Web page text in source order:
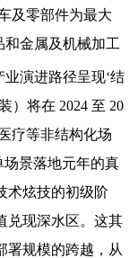
及零部件为最大
和金属及机械加工
业演进路径呈现‘结
）将在 2024 至 20
疗等非结构化场
场景落地元年的真
术炫技的初级阶
兑现深水区。这其
署规模的跨越，从